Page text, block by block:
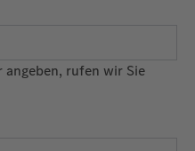
angeben, rufen wir Sie